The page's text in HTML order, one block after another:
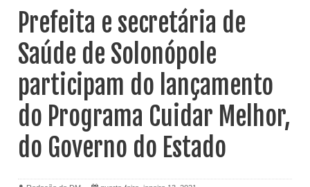
Prefeita e secretária de
Saúde de Solonópole
participam do lançamento
do Programa Cuidar Melhor,
do Governo do Estado